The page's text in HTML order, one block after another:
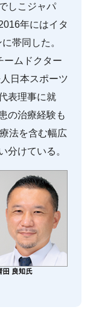
しこジャパ
年にはイタ
帯同した。
ームドクター
日本スポーツ
表理事に就
の治療経験も
法を含む幅広
分けている。